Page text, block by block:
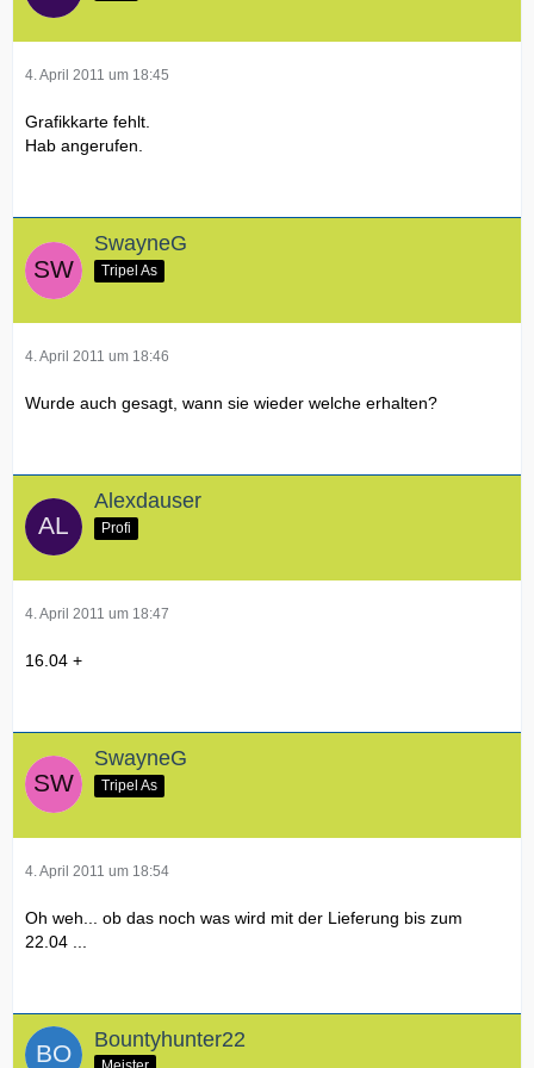
4. April 2011 um 18:45
Grafikkarte fehlt.
Hab angerufen.
SwayneG
Tripel As
4. April 2011 um 18:46
Wurde auch gesagt, wann sie wieder welche erhalten?
Alexdauser
Profi
4. April 2011 um 18:47
16.04 +
SwayneG
Tripel As
4. April 2011 um 18:54
Oh weh... ob das noch was wird mit der Lieferung bis zum
22.04 ...
Bountyhunter22